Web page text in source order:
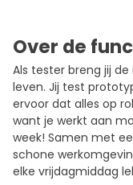
Over de
Als tester breng jij
leven. Jij test
ervoor dat alles op
want je werkt aan
week! Samen met
schone
elke vrijdagmiddag